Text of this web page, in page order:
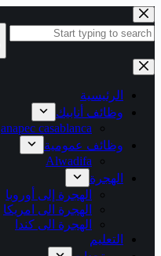
التجاوز
إلى
المحتوى
نتائج
الرئيسية
وظائف أنابيك
anapec casablanca
وظائف عمومية
Alwadifa
الهجرة
الهجرة إلى أوروبا
الهجرة الى امريكا
الهجرة الى كندا
التعليم